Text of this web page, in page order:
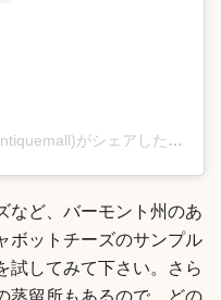
Vermont Antique Mall(@vermontantiquemall)がシェアした投稿
など、バーモント州のあ
ボットチーズのサンプル
してみて下さい。さら